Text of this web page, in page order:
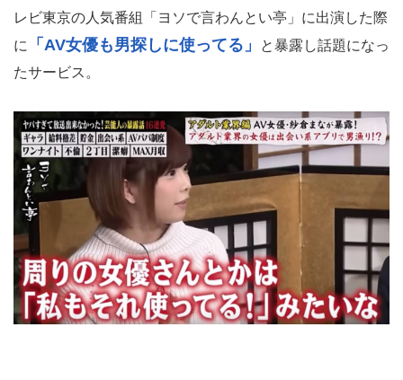
レビ東京の人気番組「ヨソで言わんとい亭」に出演した際
に
「AV女優も男探しに使ってる」
と暴露し話題になっ
たサービス。